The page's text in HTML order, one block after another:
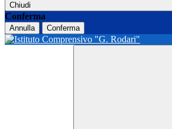
Chiudi
Conferma
Annulla Conferma